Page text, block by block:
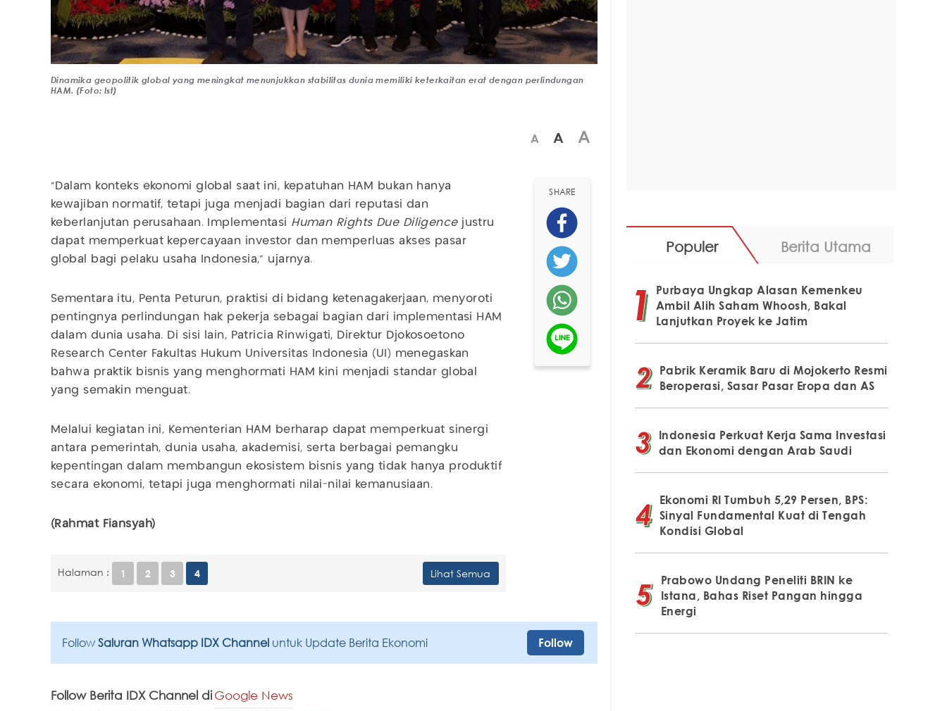
Dinamika geopolitik global yang meningkat menunjukkan stabilitas dunia memiliki keterkaitan erat dengan perlindungan
HAM. (Foto: Ist)
A A A
“Dalam konteks ekonomi global saat ini, kepatuhan HAM bukan hanya
kewajiban normatif, tetapi juga menjadi bagian dari reputasi dan
keberlanjutan perusahaan. Implementasi Human Rights Due Diligencejustru
dapat memperkuat kepercayaan investor dan memperluas akses pasar
global bagi pelaku usaha Indonesia,” ujarnya.
Sementara itu, Penta Peturun, praktisi di bidang ketenagakerjaan, menyoroti
pentingnya perlindungan hak pekerja sebagai bagian dari implementasi HAM
dalam dunia usaha. Di sisi lain, Patricia Rinwigati, Direktur Djokosoetono
Research Center Fakultas Hukum Universitas Indonesia (UI) menegaskan
bahwa praktik bisnis yang menghormati HAM kini menjadi standar global
yang semakin menguat.
Melalui kegiatan ini, Kementerian HAM berharap dapat memperkuat sinergi
antara pemerintah, dunia usaha, akademisi, serta berbagai pemangku
kepentingan dalam membangun ekosistem bisnis yang tidak hanya produktif
secara ekonomi, tetapi juga menghormati nilai-nilai kemanusiaan.
(Rahmat Fiansyah)
Halaman : 1 2 3 4 Lihat Semua
SHARE
Follow Saluran Whatsapp IDX Channel untuk Update Berita Ekonomi Follow
Follow Berita IDX Channel diGoogle News
Populer Berita Utama
Purbaya Ungkap Alasan Kemenkeu
Ambil Alih Saham Whoosh, Bakal
Lanjutkan Proyek ke Jatim
Pabrik Keramik Baru di Mojokerto Resmi
Beroperasi, Sasar Pasar Eropa dan AS
Indonesia Perkuat Kerja Sama Investasi
dan Ekonomi dengan Arab Saudi
Ekonomi RI Tumbuh 5,29 Persen, BPS:
Sinyal Fundamental Kuat di Tengah
Kondisi Global
Prabowo Undang Peneliti BRIN ke
Istana, Bahas Riset Pangan hingga
Energi